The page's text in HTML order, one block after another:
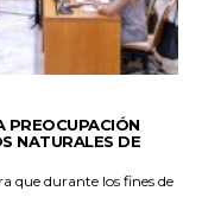
PREOCUPACIÓN
NATURALES DE
que durante los fines de